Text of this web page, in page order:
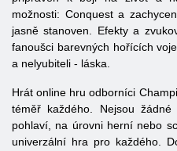
možnosti: Conquest a
jasně stanoven. Efekty a
fanoušci barevných hořících
a nelyubiteli - láska.
Hrát online hru odborníci
téměř každého. Nejsou
pohlaví, na úrovni herní nebo
univerzální hra pro každého.